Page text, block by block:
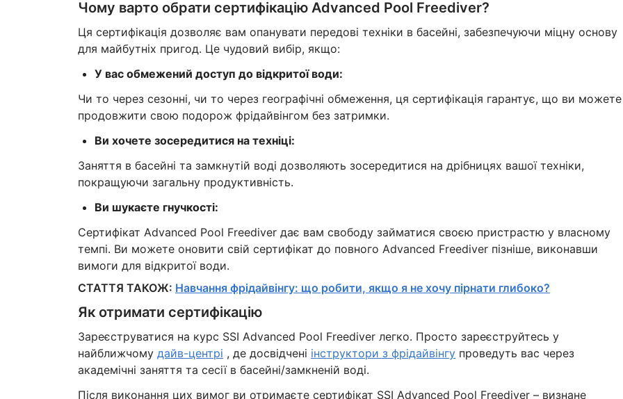
Чому варто обрати сертифікацію Advanced Pool Freediver?
Ця сертифікація дозволяє вам опанувати передові техніки в басейні, забезпечуючи міцну основу
для майбутніх пригод. Це чудовий вибір, якщо:
У вас обмежений доступ до відкритої води:
Чи то через сезонні, чи то через географічні обмеження, ця сертифікація гарантує, що ви можете
продовжити свою подорож фрідайвінгом без затримки.
Ви хочете зосередитися на техніці:
Заняття в басейні та замкнутій воді дозволяють зосередитися на дрібницях вашої техніки,
покращуючи загальну продуктивність.
Ви шукаєте гнучкості:
Сертифікат Advanced Pool Freediver дає вам свободу займатися своєю пристрастю у власному
темпі. Ви можете оновити свій сертифікат до повного Advanced Freediver пізніше, виконавши
вимоги для відкритої води.
СТАТТЯ ТАКОЖ: Навчання фрідайвінгу: що робити, якщо я не хочу пірнати глибоко?
Як отримати сертифікацію
Зареєструватися на курс SSI Advanced Pool Freediver легко. Просто зареєструйтесь у
найближчому дайв-центрі , де досвідчені інструктори з фрідайвінгупроведуть вас через
академічні заняття та сесії в басейні/замкненій воді.
Після виконання цих вимог ви отримаєте сертифікат SSI Advanced Pool Freediver – визнане